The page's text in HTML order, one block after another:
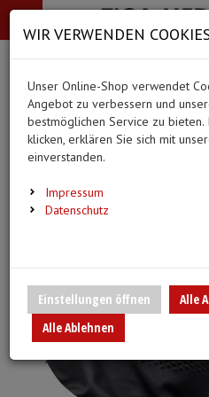
-->
Bekleidung
Alle Kategorien
BEKLEIDUNG (20 Ergebnisse)
Alle
Handschuhe
Überschuhe
Esslätzchen
Hauben
Medizinische Hilfsmittel
Pflege & Alltag
Ihr
Menü
WIR VERWENDEN
Unser Online-Shop verwendet
Angebot zu verbessern und
bestmöglichen Service zu bieten.
klicken, erklären Sie sich mit
einverstanden.
Impressum
Datenschutz
Einstellungen öffnen
Alle
Alle Ablehnen